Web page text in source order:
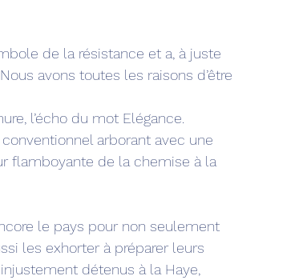
de la résistance et a, à juste
avons toutes les raisons d’être
l’écho du mot Elégance.
arborant avec une
flamboyante de la chemise à la
le pays pour non seulement
les exhorter à préparer leurs
détenus à la Haye,